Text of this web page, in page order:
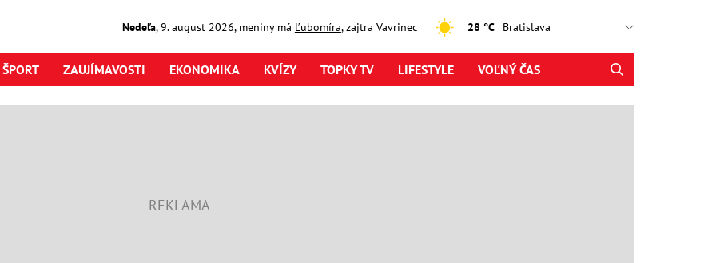
Nedeľa,9. august2026, meniny má Ľubomíra, zajtra Vavrinec 28 °C
ŠPORT ZAUJÍMAVOSTI EKONOMIKA KVÍZY TOPKY TV LIFESTYLE VOĽNÝ ČAS